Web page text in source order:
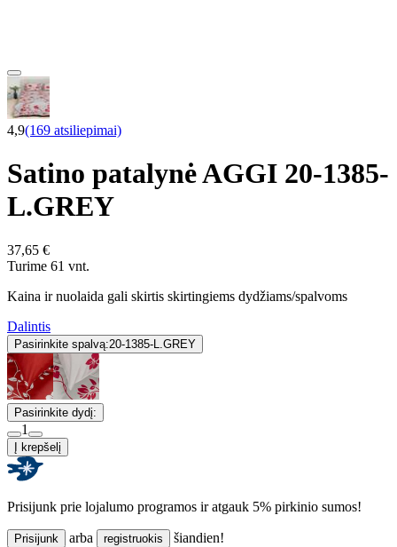
4,9(169 atsiliepimai)
Satino patalynė AGGI 20-1385-
L.GREY
37,65 €
Turime 61 vnt.
Kaina ir nuolaida gali skirtis skirtingiems dydžiams/spalvoms
Dalintis
Pasirinkite spalvą:20-1385-L.GREY
Pasirinkite dydį:
1
Į krepšelį
Prisijunk prie lojalumo programos ir atgauk 5% pirkinio sumos!
Prisijunk arba registruokis šiandien!